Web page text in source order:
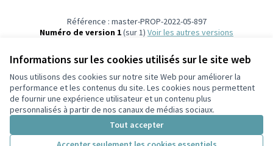
Informations sur les cookies utilisés sur le site web
Nous utilisons des cookies sur notre site Web pour améliorer la
performance et les contenus du site. Les cookies nous permettent
de fournir une expérience utilisateur et un contenu plus
personnalisés à partir de nos canaux de médias sociaux.
Tout accepter
Référence : master-PROP-2022-05-897
Numéro de version 1(sur 1)
voir les autres versions
Conditions d'utilisation
Paramètres des cookies
Participez Villeurbanne sur X
(Lien externe)
Participez Villeurbanne sur Facebook
Participez Villeurbanne sur Instagram
Participez Villeurbanne sur YouTube
(Lien externe)